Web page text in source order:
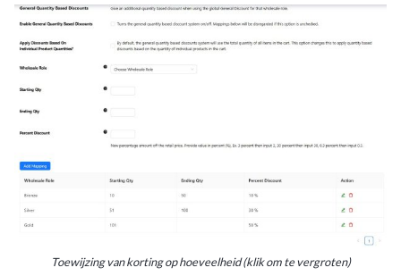
Toewijzing van korting op hoeveelheid (klik om te vergroten)